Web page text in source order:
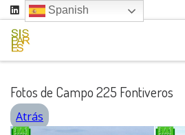
Saltar al contenido
Fotos de Campo 225 Fontiveros
Atrás
Spanish